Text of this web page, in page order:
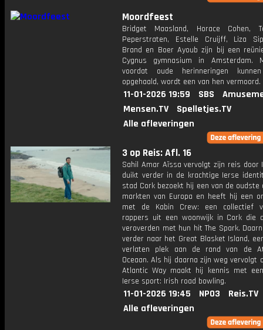
Moordfeest
Bridget Maasland, Horace Cohen,
Peperstraten, Estelle Cruijff, Liza
Brand en Boer Ayoub zijn bij een
Cygnus gymnasium in Amsterdam.
voordat oude herinneringen
opgehaald, wordt een van hen vermoord.
11-01-2026 19:59 SBS
Mensen.TV
Spelletjes.TV
Alle afleveringen
3 op Reis: Afl. 16
Sahil Amar Aïssa vervolgt zijn reis door
duikt verder in de krachtige Ierse
stad Cork bezoekt hij een van de oudste
markten van Europa en heeft hij een
met de Kabin Crew: een collectief
rappers uit een woonwijk in Cork die
veroverden met hun hit The Spark.
verder naar het Great Blasket Island,
verlaten plek aan de rand van de
Oceaan. Als hij daarna zijn weg vervolgt
Atlantic Way maakt hij kennis met
Ierse sport: Irish road bowling.
11-01-2026 19:45 NPO3
Reis.TV
Alle afleveringen